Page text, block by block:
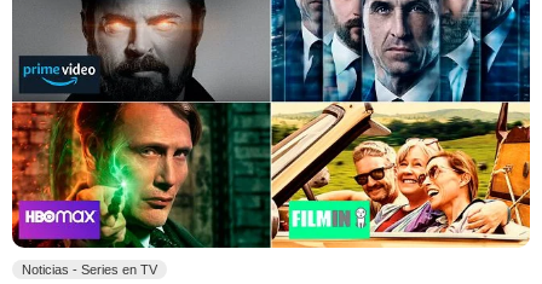
Noticias - Series en TV